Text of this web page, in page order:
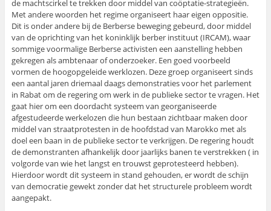
de machtscirkel te trekken door middel van coöptatie-strategieën.
Met andere woorden het regime organiseert haar eigen oppositie.
Dit is onder andere bij de Berberse beweging gebeurd, door middel
van de oprichting van het koninklijk berber instituut (IRCAM), waar
sommige voormalige Berberse activisten een aanstelling hebben
gekregen als ambtenaar of onderzoeker. Een goed voorbeeld
vormen de hoogopgeleide werklozen. Deze groep organiseert sinds
een aantal jaren driemaal daags demonstraties voor het parlement
in Rabat om de regering om werk in de publieke sector te vragen. Het
gaat hier om een doordacht systeem van georganiseerde
afgestudeerde werkelozen die hun bestaan zichtbaar maken door
middel van straatprotesten in de hoofdstad van Marokko met als
doel een baan in de publieke sector te verkrijgen. De regering houdt
de demonstranten afhankelijk door jaarlijks banen te verstrekken ( in
volgorde van wie het langst en trouwst geprotesteerd hebben).
Hierdoor wordt dit systeem in stand gehouden, er wordt de schijn
van democratie gewekt zonder dat het structurele probleem wordt
aangepakt.